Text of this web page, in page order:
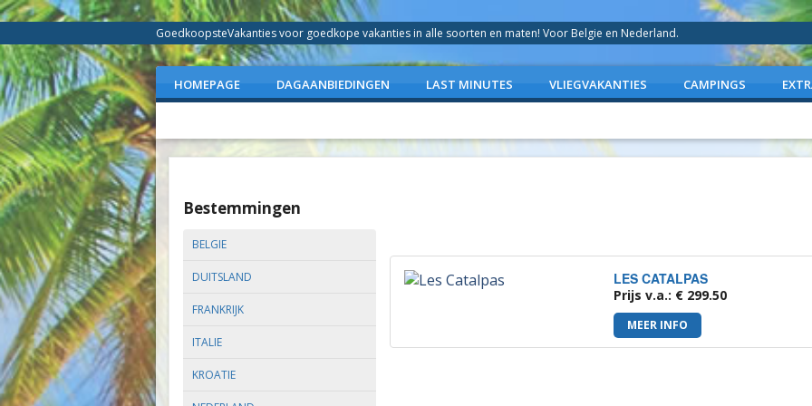
GoedkoopsteVakanties voor goedkope vakanties in alle soorten en maten! Voor Belgie en Nederland.
HOMEPAGE DAGAANBIEDINGEN LAST MINUTES VLIEGVAKANTIES CAMPINGS
Bestemmingen
BELGIE
DUITSLAND
FRANKRIJK
ITALIE
KROATIE
LES CATALPAS
Prijs v.a.: € 299.50
MEER INFO